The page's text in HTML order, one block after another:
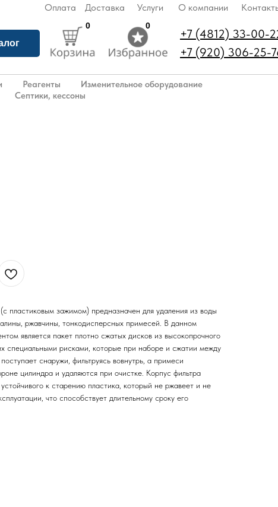
Оплата Доставка Услуги О компании
+7 (4812) 33-00-
+7 (920) 306-25-
0
0
Реагенты
Изменительное оборудование
Септики, кессоны
пластиковым зажимом) предназначен для удаления из воды
ржавчины, тонкодисперсных примесей. В данном
является пакет плотно сжатых дисков из высокопрочного
специальными рисками, которые при наборе и сжатии между
снаружи, фильтруясь вовнутрь, а примеси
цилиндра и удаляются при очистке. Корпус фильтра
к старению пластика, который не ржавеет и не
что способствует длительному сроку его